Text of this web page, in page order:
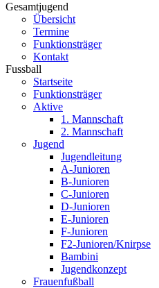
Gesamtjugend
Übersicht
Termine
Funktionsträger
Kontakt
Fussball
Startseite
Funktionsträger
Aktive
1. Mannschaft
2. Mannschaft
Jugend
Jugendleitung
A-Junioren
B-Junioren
C-Junioren
D-Junioren
E-Junioren
F-Junioren
F2-Junioren/Knirpse
Bambini
Jugendkonzept
Frauenfußball